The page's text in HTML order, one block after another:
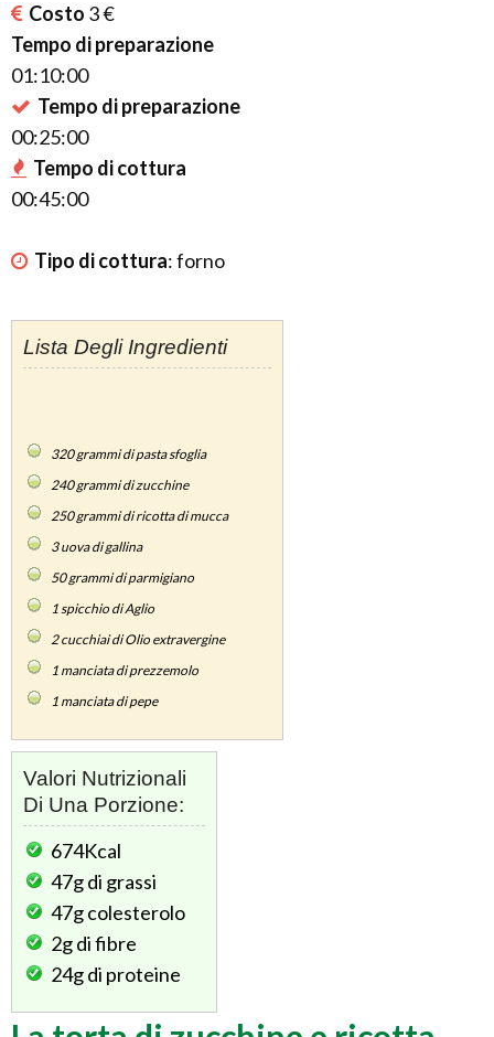
Costo 3 €
Tempo di preparazione
01:10:00
Tempo di preparazione
00:25:00
Tempo di cottura
00:45:00
Tipo di cottura:forno
Lista Degli Ingredienti
320grammi di pasta sfoglia
240grammi di zucchine
250grammi di ricotta di mucca
3uova di gallina
50grammi di parmigiano
1spicchio di Aglio
2cucchiai di Olio extravergine
1 manciata di prezzemolo
1 manciata di pepe
Valori Nutrizionali
Di Una Porzione:
674Kcal
47gdi grassi
47gcolesterolo
2gdi fibre
24gdi proteine